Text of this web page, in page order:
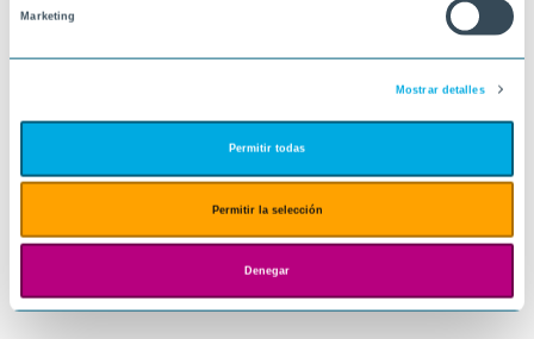
Marketing
Mostrar detalles
Permitir todas
Permitir la selección
Denegar